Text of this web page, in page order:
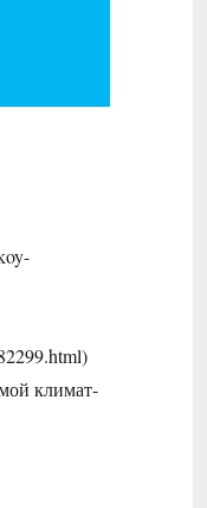
климат-